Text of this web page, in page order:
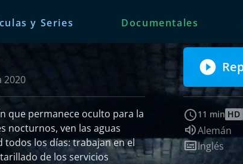
y Series Documentales
2020
que permanece oculto para la
todos los días: trabajan en el
de los servicios
11 min HD
Idioma de
Alemán
Subtítulos:
Inglés